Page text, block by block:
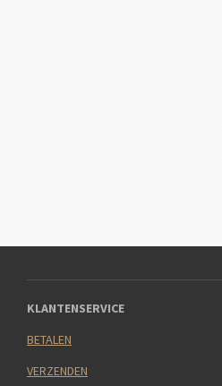
KLANTENSERVICE
BETALEN
VERZENDEN